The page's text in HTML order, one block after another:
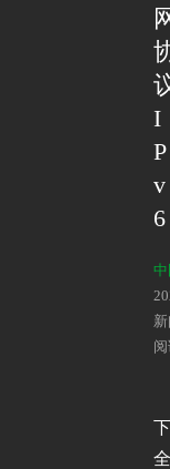
I
P
v
6
下
全